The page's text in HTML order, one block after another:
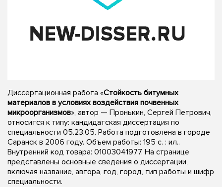
Диссертационная работа «Стойкость битумных
материалов в условиях воздействия почвенных
микроорганизмов», автор — Пронькин, Сергей Петрович,
относится к типу: кандидатская диссертация по
специальности 05.23.05. Работа подготовлена в городе
Саранск в 2006 году. Объем работы: 195 с. : ил..
Внутренний код товара: 01003041977. На странице
представлены основные сведения о диссертации,
включая название, автора, год, город, тип работы и шифр
специальности.